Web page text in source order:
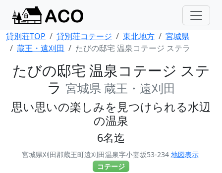
貸別荘TOP 貸別荘コテージ 東北地方
宮城県
蔵王・遠刈田
たびの邸宅 温泉コテージ ステラ
たびの邸宅 温泉コテージ ステ
ラ 宮城県 蔵王・遠刈田
思い思いの楽しみを見つけられる水辺
の温泉
6名迄
宮城県刈田郡蔵王町遠刈田温泉字小妻坂53-234 地図表示
コテージ